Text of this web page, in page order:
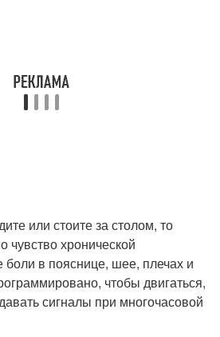
или стоите за столом, то
чувство хронической
боли в пояснице, шее, плечах и
чтобы двигаться,
сигналы при многочасовой